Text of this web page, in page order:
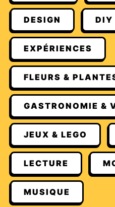
DESIGN DIY
EXPÉRIENCES
FLEURS &
GASTRONOMIE &
JEUX & LEGO
LECTURE
MUSIQUE